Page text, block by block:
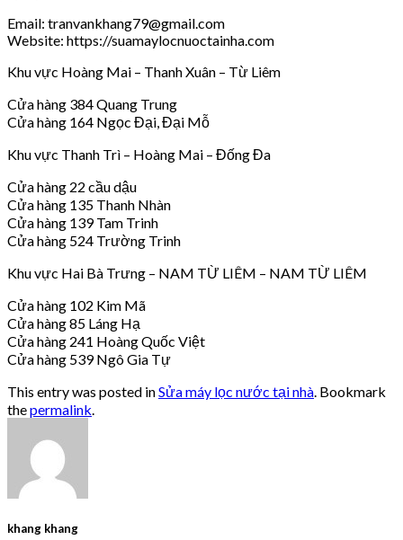
Email: tranvankhang79@gmail.com
Website: https://suamaylocnuoctainha.com
Khu vực Hoàng Mai – Thanh Xuân – Từ Liêm
Cửa hàng 384 Quang Trung
Cửa hàng 164 Ngọc Đại, Đại Mỗ
Khu vực Thanh Trì – Hoàng Mai – Đống Đa
Cửa hàng 22 cầu dậu
Cửa hàng 135 Thanh Nhàn
Cửa hàng 139 Tam Trinh
Cửa hàng 524 Trường Trinh
Khu vực Hai Bà Trưng – NAM TỪ LIÊM – NAM TỪ LIÊM
Cửa hàng 102 Kim Mã
Cửa hàng 85 Láng Hạ
Cửa hàng 241 Hoàng Quốc Việt
Cửa hàng 539 Ngô Gia Tự
This entry was posted inSửa máy lọc nước tại nhà . Bookmark
thepermalink
khang khang